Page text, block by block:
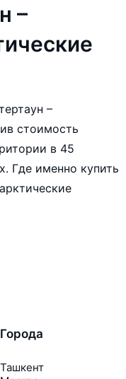
–
–
стоимость
в 45
Где именно купить
Города
Ташкент